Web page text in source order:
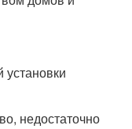
недостаточно